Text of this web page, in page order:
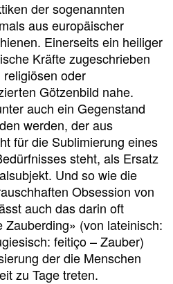
der sogenannten
aus europäischer
Einerseits ein heiliger
Kräfte zugeschrieben
oder
Götzenbild nahe.
auch ein Gegenstand
werden, der aus
für die Sublimierung eines
steht, als Ersatz
Und so wie die
Obsession von
auch das darin oft
(von lateinisch:
feitiço – Zauber)
der die Menschen
zu Tage treten.